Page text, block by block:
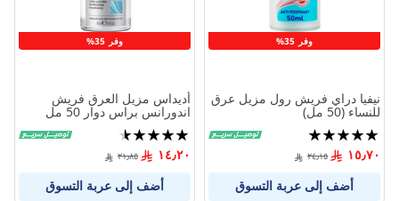
وفر 35%
نيفيا دراي فريش رول مزيل عرق
للنساء (50 مل)
تقييم:
100%
١٥٫٧٠ ٢٤٫١٥
أضف إلى عربة التسوق
وفر 35%
أديداس مزيل العرق فريش
اندورانس براس دوار 50 مل
تقييم:
90%
١٤٫٢٠ ٢١٫٨٥
أضف إلى عربة التسوق